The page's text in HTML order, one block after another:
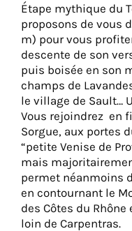
Étape mythique du
proposons de vous
m) pour vous
descente de son
puis boisée en son
champs de
le village de Sault…
Vous rejoindrez en
Sorgue, aux portes
“petite Venise de
mais
permet néanmoins
en contournant le
des Côtes du
loin de Carpentras.